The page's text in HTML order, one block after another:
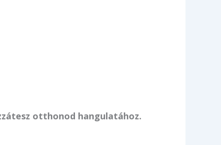
otthonod hangulatához.